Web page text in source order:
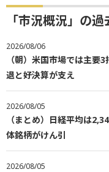
「市況概況」の
2026/08/06
（朝）米国市場では主
退と好決算が支え
2026/08/05
（まとめ）日経平均は
体銘柄がけん引
2026/08/05